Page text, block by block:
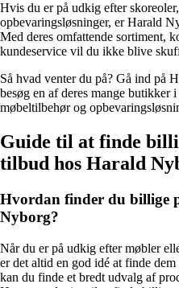
Hvis du er på udkig efter
opbevaringsløsninger, er Harald
Med deres omfattende sortiment,
kundeservice vil du ikke blive
Så hvad venter du på? Gå ind på
besøg en af deres mange butikker
møbeltilbehør og
Guide til at finde
tilbud hos Harald
Hvordan finder du billige
Nyborg?
Når du er på udkig efter møbler
er det altid en god idé at finde
kan du finde et bredt udvalg af